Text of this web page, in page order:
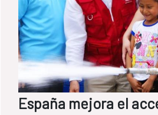
España mejora el